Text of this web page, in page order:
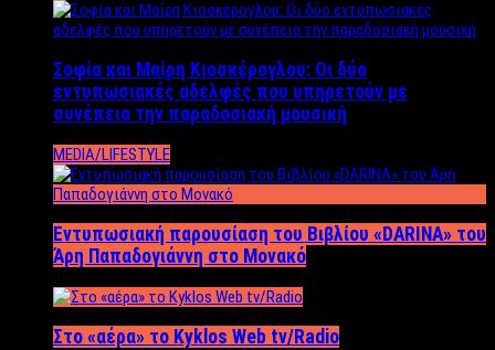
Σοφία και Μαίρη Κιοσκέρογλου: Οι δύο
εντυπωσιακές αδελφές που υπηρετούν με
συνέπεια την παραδοσιακή μουσική
MEDIA/LIFESTYLE
Εντυπωσιακή παρουσίαση του Βιβλίου «DARINA» του
Άρη Παπαδογιάννη στο Μονακό
Στο «αέρα» το Kyklos Web tv/Radio